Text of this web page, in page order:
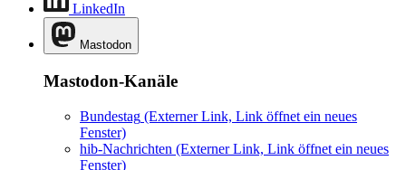
LinkedIn
Mastodon
Mastodon-Kanäle
Bundestag (Externer Link, Link öffnet ein neues
Fenster)
hib-Nachrichten (Externer Link, Link öffnet ein neues
Fenster)